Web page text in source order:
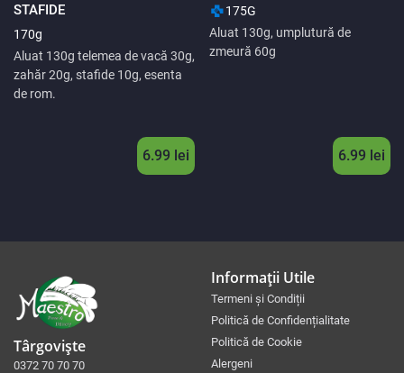
STAFIDE
170g
Aluat 130g telemea de vacă 30g,
zahăr 20g, stafide 10g, esenta
de rom.
6.99 lei
175G
Aluat 130g, umplutură de
zmeură 60g
6.99 lei
Târgoviște
0372 70 70 70
Informații Utile
Termeni și Condiții
Politică de Confidențialitate
Politică de Cookie
Alergeni